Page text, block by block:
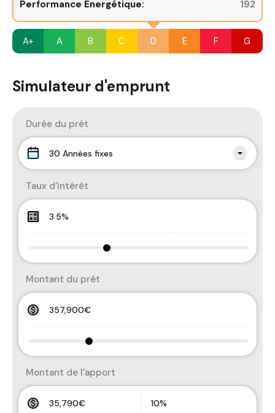
Performance Energétique: 192
A+ A B C D E F G
Simulateur d'emprunt
Durée du prêt
30 Années fixes
Taux d'intérêt
Montant du prêt
Montant de l'apport